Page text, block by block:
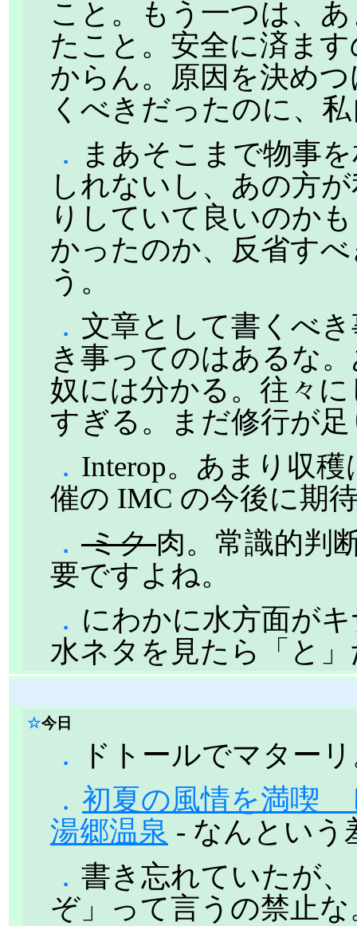
こと。もう一つは、
たこと。安全に済ま
からん。原因を決め
くべきだったのに、
． まあそこまで物事
しれないし、あの方
りしていて良いのか
かったのか、反省す
う。
． 文章として書くべ
き事ってのはあるな
奴には分かる。往々
すぎる。まだ修行が
． Interop。あまり収
催の IMC の今後に期
． ミク肉。常識的判
要ですよね。
． にわかに水方面が
水ネタを見たら「と
☆今日
．
ドトールでマター
． 初夏の風情を満喫
湯郷温泉 - なんという
． 書き忘れていたが
ぞ」って言うの禁止な